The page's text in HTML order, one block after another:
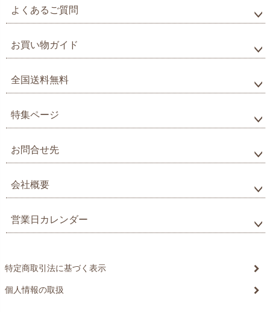
よくあるご質問
お買い物ガイド
全国送料無料
特集ページ
お問合せ先
会社概要
営業日カレンダー
特定商取引法に基づく表示
個人情報の取扱